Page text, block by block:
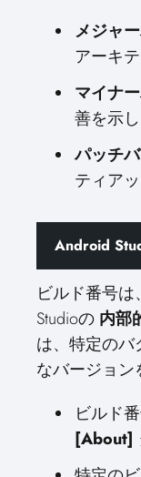
メジャ
アーキ
マイナ
善を示し
パッチ
ティア
Android
ビルド番号
Studioの 内部
は、特定の
なバージョン
ビルド
[About]